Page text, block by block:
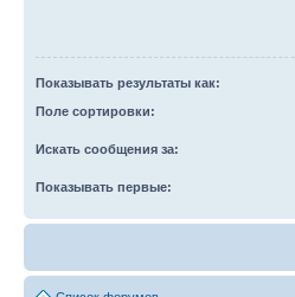
Показывать результаты как:
Поле сортировки:
Искать сообщения за:
Показывать первые: